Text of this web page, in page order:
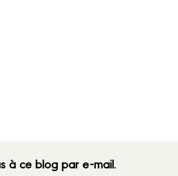
à ce blog par e-mail.